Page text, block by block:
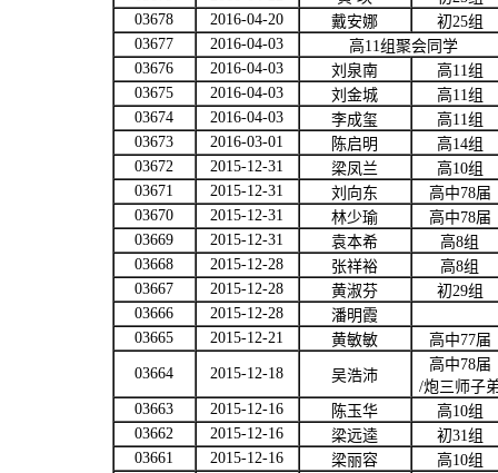
03678
2016-04-20 戴安娜 初25组
03677
2016-04-03 高11组聚会同学
03676
2016-04-03 刘泉南 高11组
03675
2016-04-03 刘金城 高11组
03674
2016-04-03 李成玺 高11组
03673
2016-03-01 陈启明 高14组
03672
2015-12-31 梁凤兰 高10组
03671
2015-12-31 刘向东 高中78届
03670
2015-12-31 林少瑜 高中78届
03669
2015-12-31 袁本希 高8组
03668
2015-12-28 张祥裕 高8组
03667
2015-12-28 黄淑芬 初29组
03666
2015-12-28
潘明霞
03665
2015-12-21 黄敏敏 高中77届
03664
2015-12-18 吴浩沛
高中78届
/炮三师子
03663
2015-12-16 陈玉华 高10组
03662
2015-12-16 梁远逵 初31组
03661
2015-12-16 梁丽容 高10组